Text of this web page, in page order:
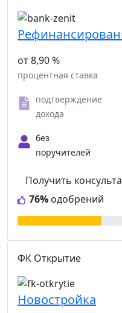
от 8,90 %
процентная ставка
подтверждение
дохода
без
поручителей
76% одобрений
Получить
ФК Открытие
Новостройка